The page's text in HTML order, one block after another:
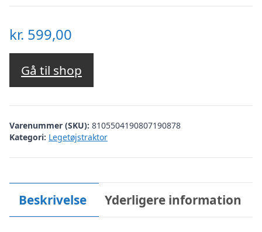
kr. 599,00
Gå til shop
Varenummer (SKU): 8105504190807190878
Kategori: Legetøjstraktor
Beskrivelse Yderligere information